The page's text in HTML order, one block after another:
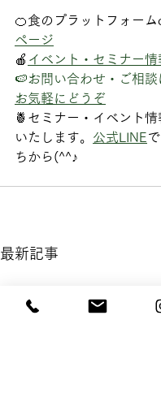
🍊食のプラットフォーム
ページ
🍎 イベント・セミナー情
🍉お問い合わせ・ご相談
お気軽にどうぞ
🍍セミナー・イベント
いたします。 公式LINE
ちから(^^♪
最新記事